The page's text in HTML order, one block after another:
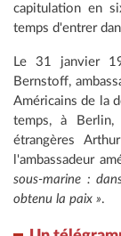
capitulation en
temps d'entrer
Le 31 janvier
Bernstoff,
Américains de la
temps, à Berlin,
étrangères
l'ambassadeur
sous-marine :
obtenu la paix ».